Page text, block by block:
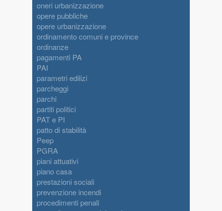
oneri urbanizzazione
opere pubbliche
opere urbanizzazione
ordinamento comuni e province
ordinanze
pagamenti PA
PAI
parametri edilizi
parcheggi
parchi
partiti politici
PAT e PI
patto di stabilità
Peep
PGRA
piani attuativi
piano casa
prestazioni sociali
prevenzione incendi
procedimenti penali